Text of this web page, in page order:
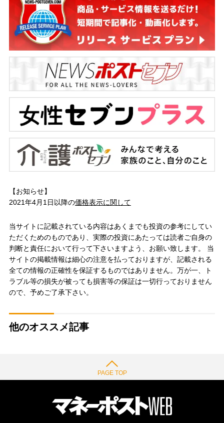
【お知らせ】
2021年4月1日以降の価格表示に関して
当サイトに記載されている内容はあくまでも投資の参考にしてい
ただくためのものであり、実際の投資にあたっては読者ご自身の
判断と責任において行って下さいますよう、お願い致します。 当
サイトの掲載情報は細心の注意を払っておりますが、記載される
全ての情報の正確性を保証するものではありません。万が一、ト
ラブル等の損失が被っても損害等の保証は一切行っておりません
ので、予めご了承下さい。
他のオススメ記事
PAGE TOP